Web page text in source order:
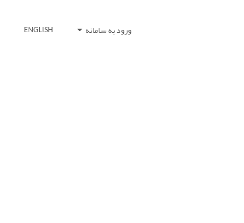
ورود به سامانه ENGLISH